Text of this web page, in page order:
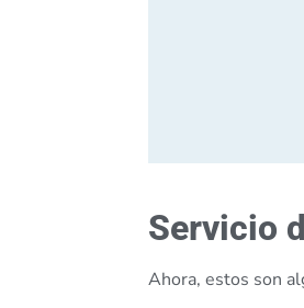
Servicio
Ahora, estos son